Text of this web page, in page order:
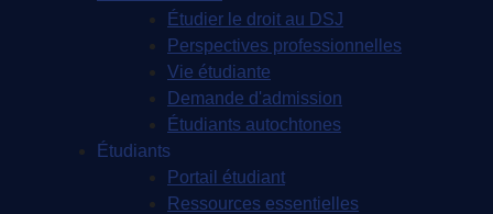
Étudier le droit au DSJ
Perspectives professionnelles
Vie étudiante
Demande d'admission
Étudiants autochtones
Étudiants
Portail étudiant
Ressources essentielles